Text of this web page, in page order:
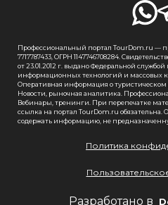
Профессиональный портал TourDom.ru —
7717787433, ОГРН 1147746708284.
от 23.01.2012 г. выдано Федеральной службой
информационных технологий и массовых
Оперативная информация о
Новости, рыночная аналитика.
Вебинары, тренинги. При перепечатке
ссылка на портал TourDom.ru
содержать информацию, не
Политика
Разработано в